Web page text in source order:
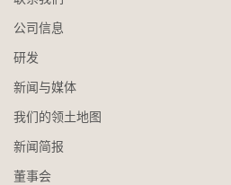
公司信息
研发
新闻与媒体
我们的领土地图
新闻简报
董事会